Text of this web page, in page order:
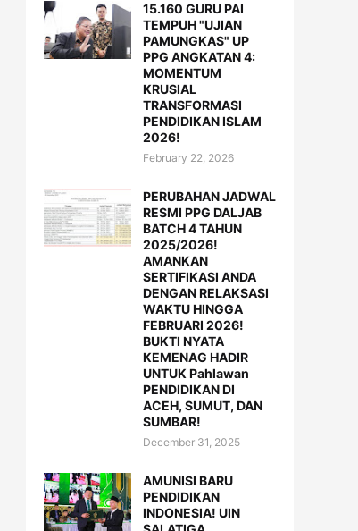
15.160 GURU PAI
TEMPUH "UJIAN
PAMUNGKAS" UP
PPG ANGKATAN 4:
MOMENTUM
KRUSIAL
TRANSFORMASI
PENDIDIKAN ISLAM
2026!
February 22, 2026
PERUBAHAN JADWAL
RESMI PPG DALJAB
BATCH 4 TAHUN
2025/2026!
AMANKAN
SERTIFIKASI ANDA
DENGAN RELAKSASI
WAKTU HINGGA
FEBRUARI 2026!
BUKTI NYATA
KEMENAG HADIR
UNTUK Pahlawan
PENDIDIKAN DI
ACEH, SUMUT, DAN
SUMBAR!
December 31, 2025
AMUNISI BARU
PENDIDIKAN
INDONESIA! UIN